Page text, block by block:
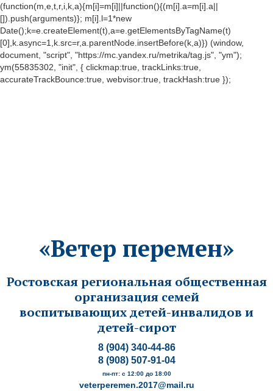
(function(m,e,t,r,i,k,a){m[i]=m[i]||function(){(m[i].a=m[i].a||
[]).push(arguments)}; m[i].l=1*new
Date();k=e.createElement(t),a=e.getElementsByTagName(t)
[0],k.async=1,k.src=r,a.parentNode.insertBefore(k,a)}) (window,
document, "script", "https://mc.yandex.ru/metrika/tag.js", "ym");
ym(55835302, "init", { clickmap:true, trackLinks:true,
accurateTrackBounce:true, webvisor:true, trackHash:true });
«Ветер перемен»
Ростовская региональная общественная
организация семей
воспитывающих детей-инвалидов и
детей-сирот
8 (904) 340-44-86
8 (908) 507-91-04
пн-пт: с 12:00 до 18:00
veterperemen.2017@mail.ru